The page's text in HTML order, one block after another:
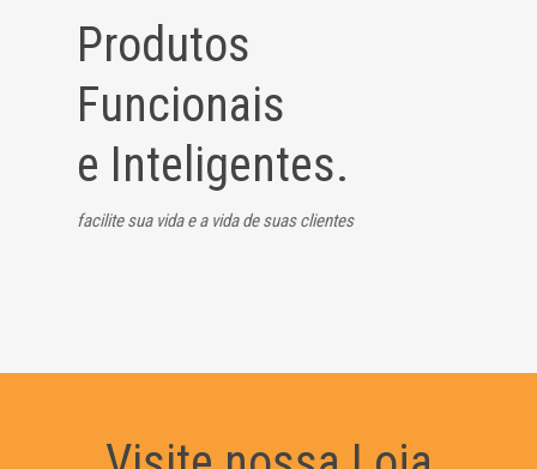
Produtos
Funcionais
e Inteligentes.
facilite sua vida e a vida de suas clientes